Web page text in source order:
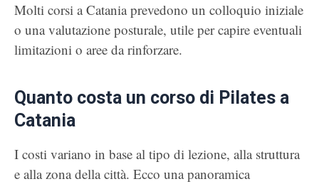
Molti corsi a Catania prevedono un colloquio iniziale
o una valutazione posturale, utile per capire eventuali
limitazioni o aree da rinforzare.
Quanto costa un corso di Pilates a
Catania
I costi variano in base al tipo di lezione, alla struttura
e alla zona della città. Ecco una panoramica